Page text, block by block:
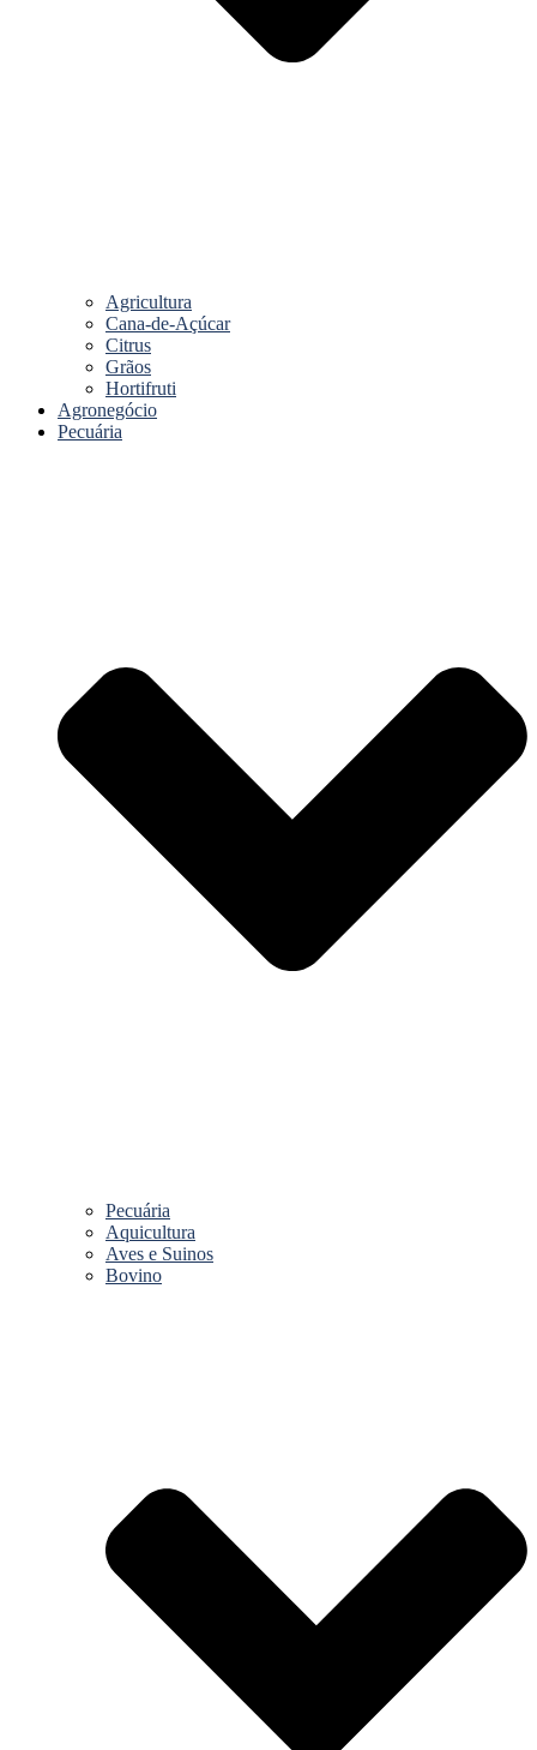
Agricultura
Cana-de-Açúcar
Citrus
Grãos
Hortifruti
Agronegócio
Pecuária
Pecuária
Aquicultura
Aves e Suinos
Bovino